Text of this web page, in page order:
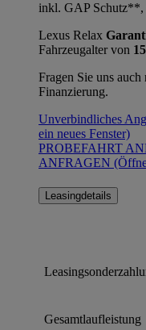
inkl. GAP Schutz**,
Lexus Relax
Fahrzeugalter von
Fragen Sie uns
Finanzierung.
Unverbindliches
ein neues Fenster)
PROBEFAHRT
ANFRAGEN
Leasingdetails
Gesamtlaufleistung